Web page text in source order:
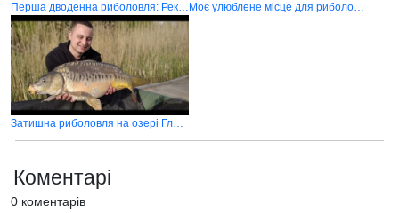
Перша дводенна риболовля: Рекордний короп на озері Глорія Моє улюблене місце для риболовлі: Озеро Глорія! Успішна риболовля і нові насадки
Затишна риболовля на озері Глорія
Коментарі
0 коментарів